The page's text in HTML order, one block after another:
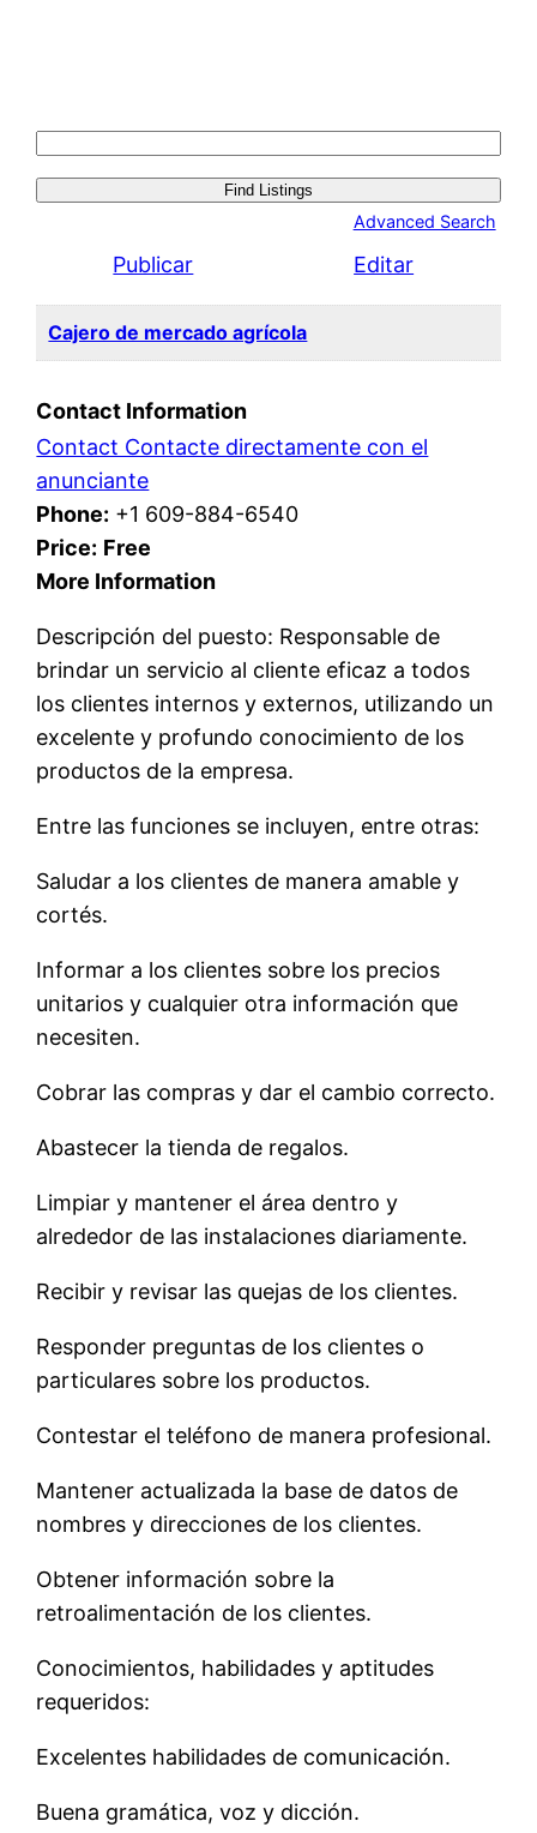
Search
for:
Advanced Search
Publicar Editar
Cajero de mercado agrícola
Contact Information
Contact Contacte directamente con el
anunciante
Phone: +1 609-884-6540
Price: Free
More Information
Descripción del puesto: Responsable de
brindar un servicio al cliente eficaz a todos
los clientes internos y externos, utilizando un
excelente y profundo conocimiento de los
productos de la empresa.
Entre las funciones se incluyen, entre otras:
Saludar a los clientes de manera amable y
cortés.
Informar a los clientes sobre los precios
unitarios y cualquier otra información que
necesiten.
Cobrar las compras y dar el cambio correcto.
Abastecer la tienda de regalos.
Limpiar y mantener el área dentro y
alrededor de las instalaciones diariamente.
Recibir y revisar las quejas de los clientes.
Responder preguntas de los clientes o
particulares sobre los productos.
Contestar el teléfono de manera profesional.
Mantener actualizada la base de datos de
nombres y direcciones de los clientes.
Obtener información sobre la
retroalimentación de los clientes.
Conocimientos, habilidades y aptitudes
requeridos:
Excelentes habilidades de comunicación.
Buena gramática, voz y dicción.